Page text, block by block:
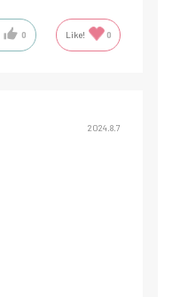
0 Like! 0
2024.8.7